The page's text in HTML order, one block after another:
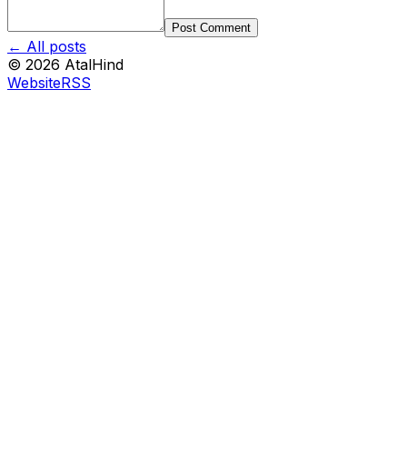
Post Comment
← All posts
© 2026 AtalHind
WebsiteRSS